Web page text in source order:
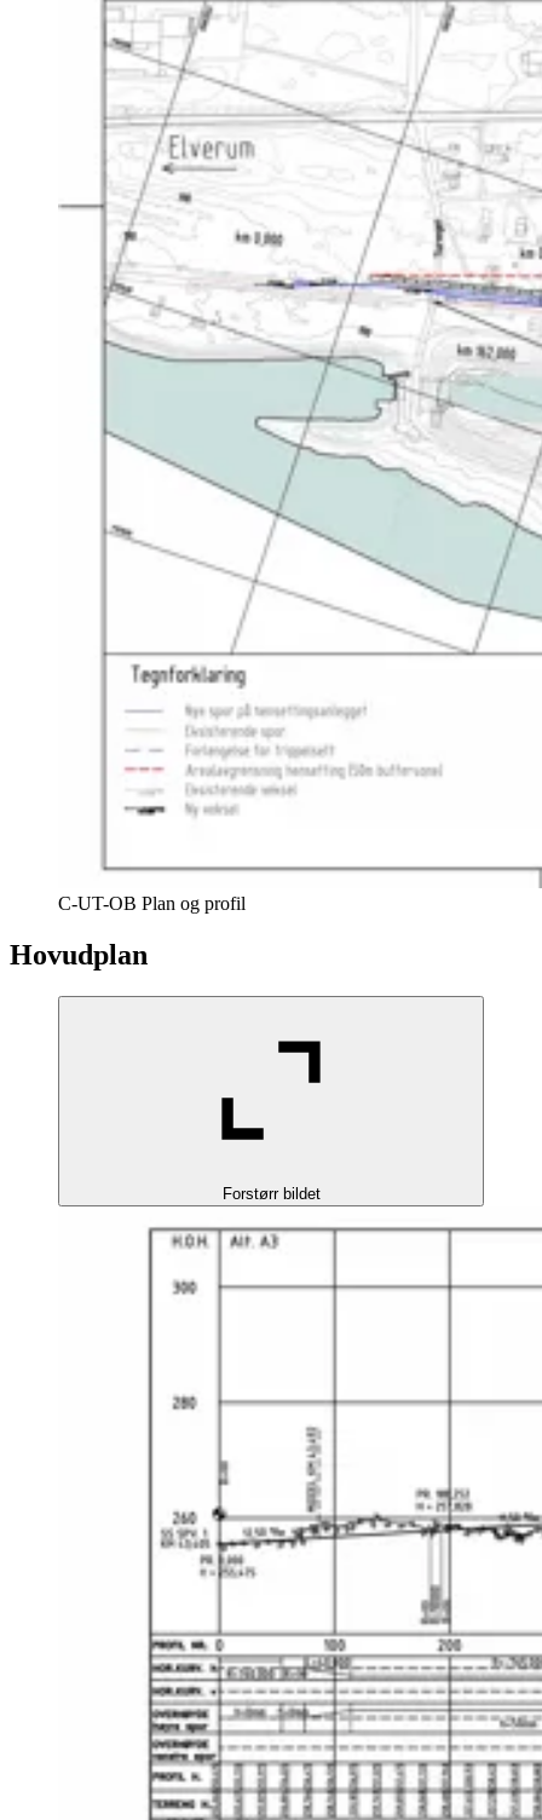
C-UT-OB Plan og profil
Hovudplan
Forstørr bildet